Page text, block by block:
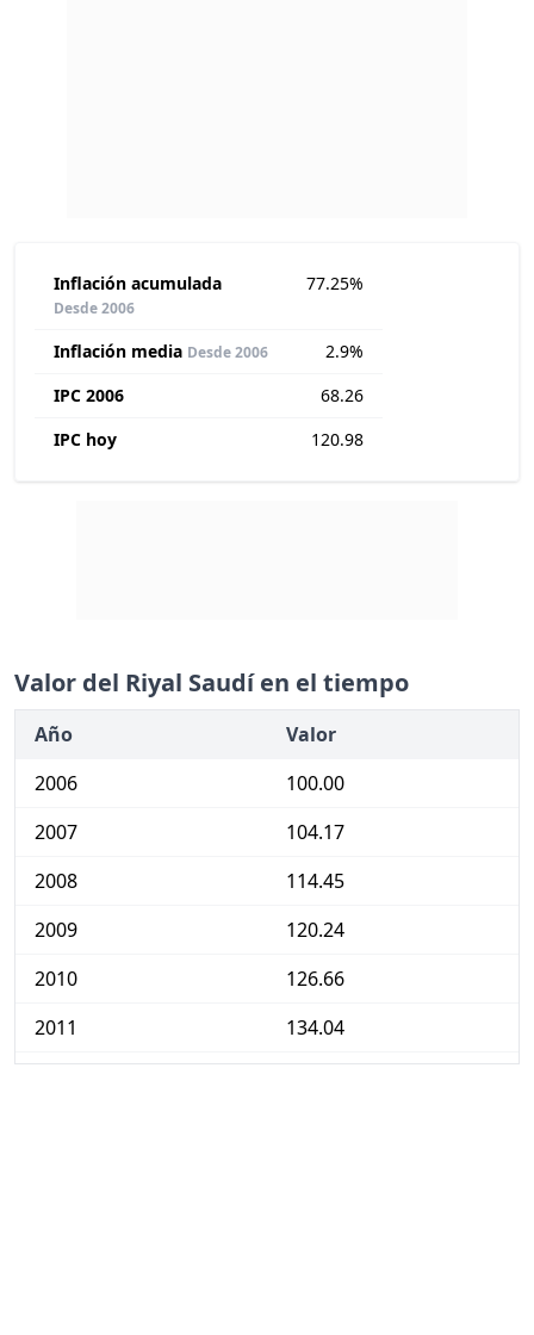
Inflación acumulada
Desde 2006
77.25%
Inflación media Desde 2006
2.9%
IPC 2006
68.26
IPC hoy
120.98
Valor del Riyal Saudí en el tiempo
Año
Valor
2006
100.00
2007
104.17
2008
114.45
2009
120.24
2010
126.66
2011
134.04